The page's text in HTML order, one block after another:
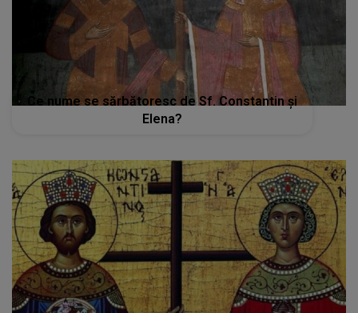
Ce nume se sărbătoresc de Sf. Constantin şi
Elena?